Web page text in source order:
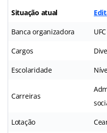
Situação atual
Banca organizadora
Cargos
Escolaridade
Carreiras
Lotação